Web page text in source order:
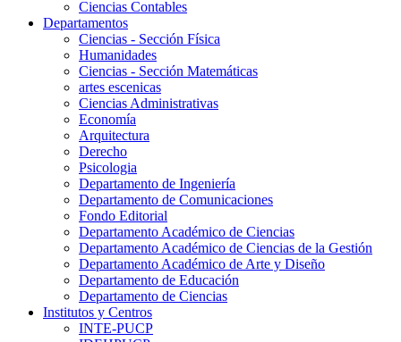
Ciencias Contables
Departamentos
Ciencias - Sección Física
Humanidades
Ciencias - Sección Matemáticas
artes escenicas
Ciencias Administrativas
Economía
Arquitectura
Derecho
Psicologia
Departamento de Ingeniería
Departamento de Comunicaciones
Fondo Editorial
Departamento Académico de Ciencias
Departamento Académico de Ciencias de la Gestión
Departamento Académico de Arte y Diseño
Departamento de Educación
Departamento de Ciencias
Institutos y Centros
INTE-PUCP